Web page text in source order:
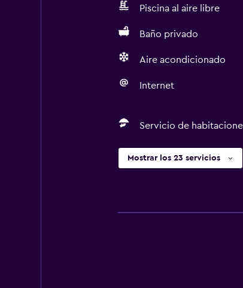
Piscina al aire libre
Baño privado
Aire acondicionado
Internet
Servicio de
Mostrar los 23 servicios